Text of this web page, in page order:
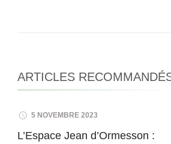
ARTICLES
5 NOVEMBRE 2023
L’Espace Jean d’Ormesson :